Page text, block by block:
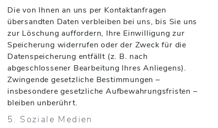
Die von Ihnen an uns per Kontaktanfragen
übersandten Daten verbleiben bei uns, bis Sie uns
zur Löschung auffordern, Ihre Einwilligung zur
Speicherung widerrufen oder der Zweck für die
Datenspeicherung entfällt (z. B. nach
abgeschlossener Bearbeitung Ihres Anliegens).
Zwingende gesetzliche Bestimmungen –
insbesondere gesetzliche Aufbewahrungsfristen –
bleiben unberührt.
5. Soziale Medien